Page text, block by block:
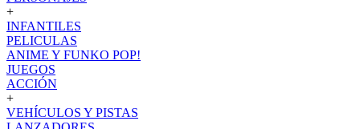
+
INFANTILES
PELICULAS
ANIME Y FUNKO POP!
JUEGOS
ACCIÓN
+
VEHÍCULOS Y PISTAS